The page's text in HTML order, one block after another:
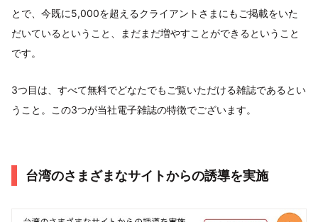
とで、今既に5,000を超えるクライアントさまにもご掲載をいた
だいているということ、まだまだ増やすことができるということ
です。
3つ目は、すべて無料でどなたでもご覧いただける雑誌であるとい
うこと。この3つが当社電子雑誌の特徴でございます。
台湾のさまざまなサイトからの誘導を実施